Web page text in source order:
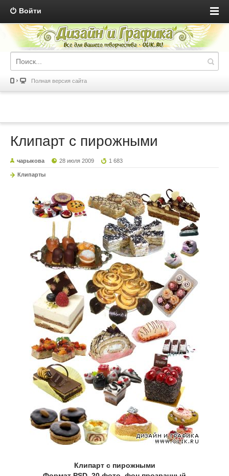
Войти
Полная версия сайта
Клипарт с пирожными
чарыкова 28 июля 2009 1 683
Клипарты
Клипарт с пирожными